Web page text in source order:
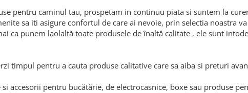
pentru caminul tau, prospetam in continuu piata si suntem la
sa iti asigure confortul de care ai nevoie, prin selectia noastra
ca punem laolaltă toate produsele de înaltă calitate , ele sunt
timpul pentru a cauta produse calitative care sa aiba si preturi
accesorii pentru bucătărie, de electrocasnice, boxe sau produse